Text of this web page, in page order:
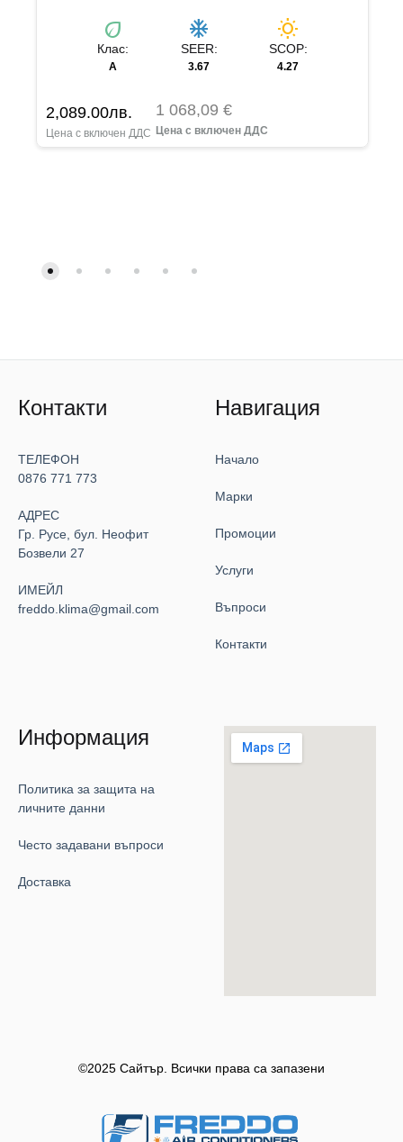
eco
Клас:
А
ac_unit
SEER:
3.67
wb_sunny
SCOP:
4.27
2,089.00лв. 1 068,09 €
Контакти
ТЕЛЕФОН
0876 771 773
АДРЕС
Гр. Русе, бул. Неофит
Бозвели 27
ИМЕЙЛ
freddo.klima@gmail.com
Навигация
Начало
Марки
Промоции
Услуги
Въпроси
Контакти
Информация
Политика за защита на
личните данни
Често задавани въпроси
Доставка
©2025 Сайтър. Всички права са запазени